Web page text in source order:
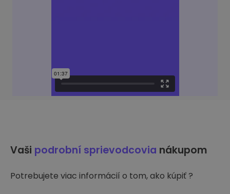
Vaši podrobní sprievodcovia nákupom
Potrebujete viac informácií o tom, ako kúpiť ?